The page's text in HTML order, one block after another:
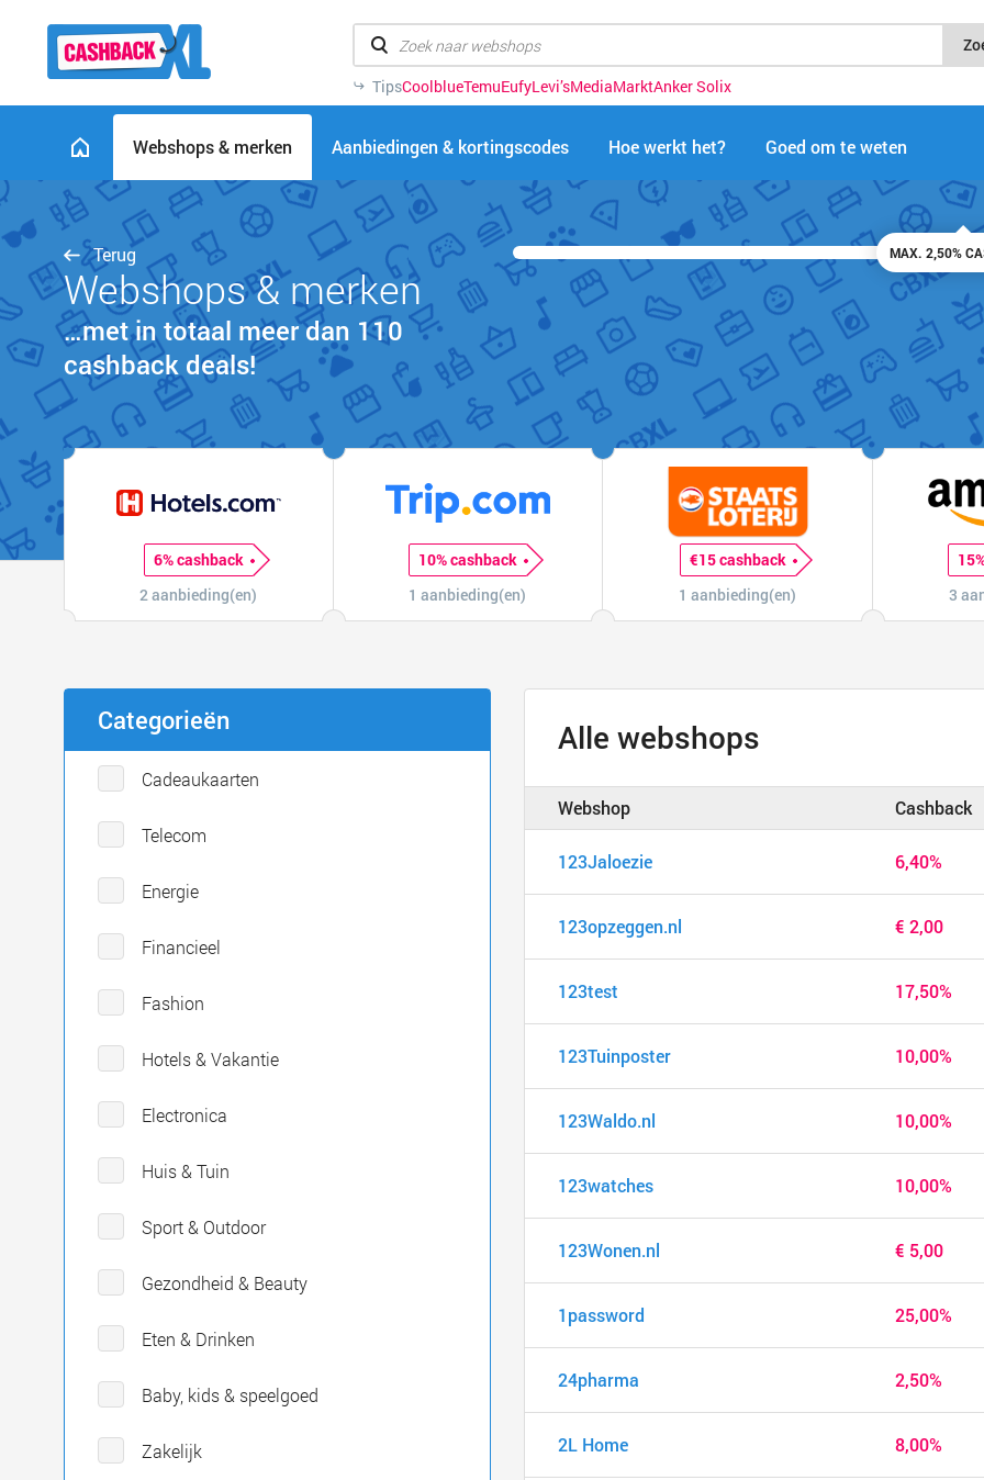
TipsCoolblueTemuEufyLevi’sMediaMarktAnker Solix
Webshops & merken Aanbiedingen & kortingscodes Hoe werkt het? Goed om te weten
Terug
Webshops & merken
…met in totaal meer dan 110
cashback deals!
MAX. 2,50%
6% cashback
2 aanbieding(en)
10% cashback
1 aanbieding(en)
€15 cashback
1 aanbieding(en)
3
Categorieën
Cadeaukaarten
Telecom
Energie
Financieel
Fashion
Hotels & Vakantie
Electronica
Huis & Tuin
Sport & Outdoor
Gezondheid & Beauty
Eten & Drinken
Baby, kids & speelgoed
Zakelijk
Alle webshops
Webshop Cashback
123Jaloezie 6,40%
123opzeggen.nl € 2,00
123test 17,50%
123Tuinposter 10,00%
123Waldo.nl 10,00%
123watches 10,00%
123Wonen.nl € 5,00
1password 25,00%
24pharma 2,50%
2L Home 8,00%